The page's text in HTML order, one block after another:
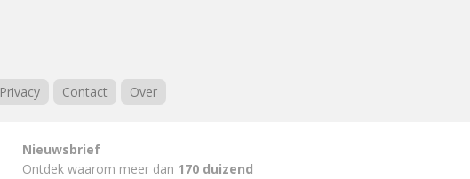
Privacy Contact Over
Nieuwsbrief
Ontdek waarom meer dan 170 duizend